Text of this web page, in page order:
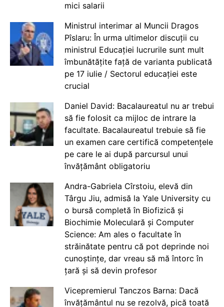
mici salarii
Ministrul interimar al Muncii Dragos
Pîslaru: În urma ultimelor discuții cu
ministrul Educației lucrurile sunt mult
îmbunătățite față de varianta publicată
pe 17 iulie / Sectorul educației este
crucial
Daniel David: Bacalaureatul nu ar trebui
să fie folosit ca mijloc de intrare la
facultate. Bacalaureatul trebuie să fie
un examen care certifică competențele
pe care le ai după parcursul unui
învățământ obligatoriu
Andra-Gabriela Cîrstoiu, elevă din
Târgu Jiu, admisă la Yale University cu
o bursă completă în Biofizică și
Biochimie Moleculară și Computer
Science: Am ales o facultate în
străinătate pentru că pot deprinde noi
cunoștințe, dar vreau să mă întorc în
țară și să devin profesor
Vicepremierul Tanczos Barna: Dacă
învățământul nu se rezolvă, pică toată